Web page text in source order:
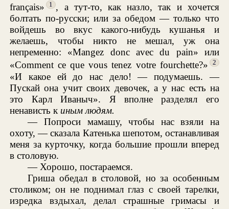
français»
1
, а тут-то, как назло, так и хочется
болтать по-русски; или за обедом — только что
войдешь во вкус какого-нибудь кушанья и
желаешь, чтобы никто не мешал, уж она
непременно: «Mangez donc avec du pain» или
«Comment ce que vous tenez votre fourchette?»
2
«И какое ей до нас дело! — подумаешь. —
Пускай она учит своих девочек, а у нас есть на
это Карл Иваныч». Я вполне разделял его
ненависть к иным людям.
— Попроси мамашу, чтобы нас взяли на
охоту, — сказала Катенька шепотом, останавливая
меня за курточку, когда большие прошли вперед
в столовую.
— Хорошо, постараемся.
Гриша обедал в столовой, но за особенным
столиком; он не поднимал глаз с своей тарелки,
изредка вздыхал, делал страшные гримасы и